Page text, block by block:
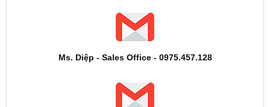
Ms. Diệp - Sales Office - 0975.457.128